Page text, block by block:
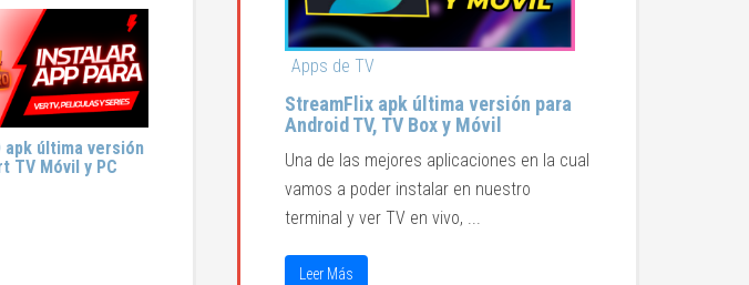
apk última versión
TV Móvil y PC
Apps de TV
StreamFlix apk última versión para
Android TV, TV Box y Móvil
Una de las mejores aplicaciones en la cual
vamos a poder instalar en nuestro
terminal y ver TV en vivo, ...
Leer Más